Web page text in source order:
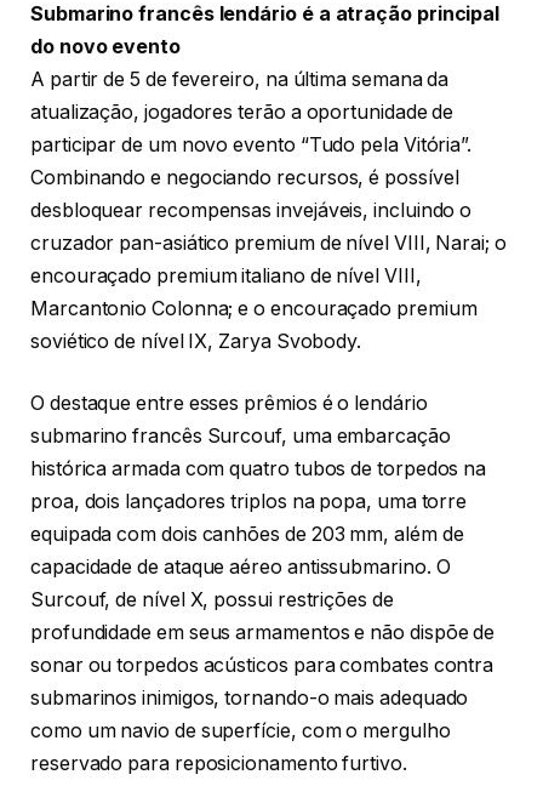
Submarino francês lendário é a atração principal
do novo evento
A partir de 5 de fevereiro, na última semana da
atualização, jogadores terão a oportunidade de
participar de um novo evento “Tudo pela Vitória”.
Combinando e negociando recursos, é possível
desbloquear recompensas invejáveis, incluindo o
cruzador pan-asiático premium de nível VIII, Narai; o
encouraçado premium italiano de nível VIII,
Marcantonio Colonna; e o encouraçado premium
soviético de nível IX, Zarya Svobody.
O destaque entre esses prêmios é o lendário
submarino francês Surcouf, uma embarcação
histórica armada com quatro tubos de torpedos na
proa, dois lançadores triplos na popa, uma torre
equipada com dois canhões de 203 mm, além de
capacidade de ataque aéreo antissubmarino. O
Surcouf, de nível X, possui restrições de
profundidade em seus armamentos e não dispõe de
sonar ou torpedos acústicos para combates contra
submarinos inimigos, tornando-o mais adequado
como um navio de superfície, com o mergulho
reservado para reposicionamento furtivo.